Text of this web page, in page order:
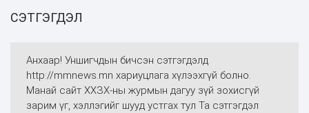
СЭТГЭГДЭЛ
Анхаар! Уншигчдын бичсэн сэтгэгдэлд
http://mmnews.mn хариуцлага хүлээхгүй болно.
Манай сайт ХХЗХ-ны журмын дагуу зүй зохисгүй
зарим үг, хэллэгийг шууд устгах тул Та сэтгэгдэл